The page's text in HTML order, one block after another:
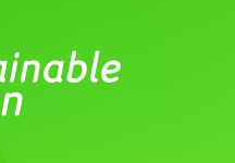
会員登録